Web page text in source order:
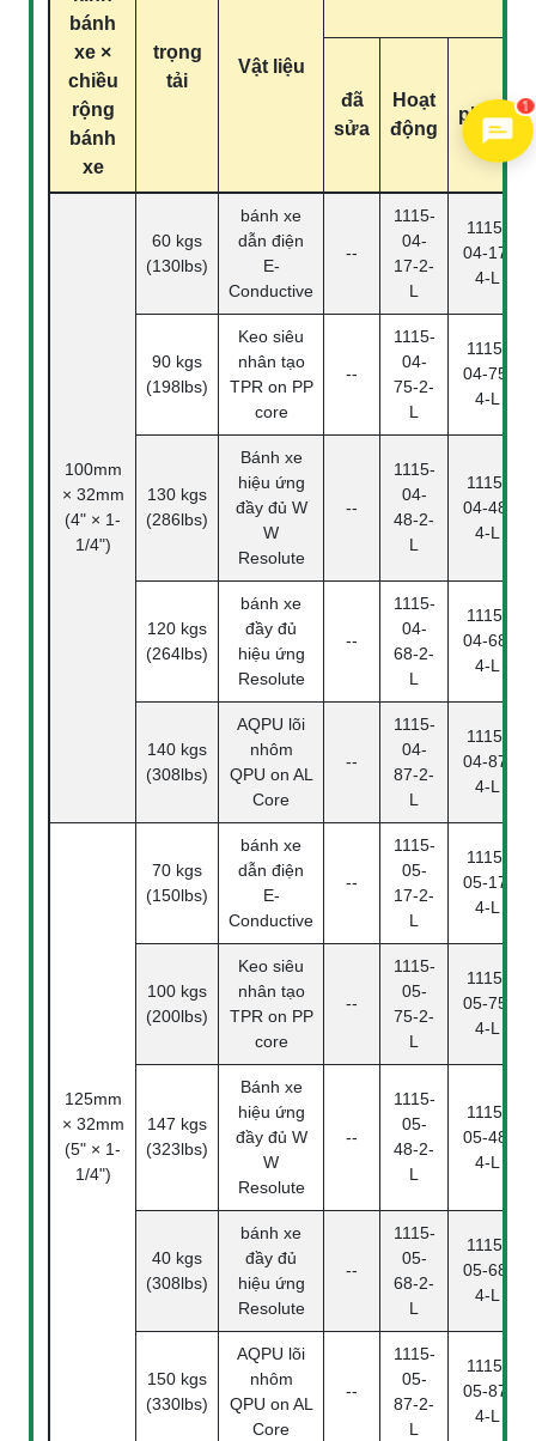
bánh
xe ×
chiều
rộng
bánh
xe
trọng
tải
Vật liệu
đã
sửa
Hoạt
động
phanh
100mm
× 32mm
(4" × 1-
1/4")
60 kgs
(130lbs)
bánh xe
dẫn điện
E-
Conductive
--
1115-
04-
17-2-
L
1115-
04-17-
4-L
90 kgs
(198lbs)
Keo siêu
nhân tạo
TPR on PP
core
--
1115-
04-
75-2-
L
1115-
04-75-
4-L
130 kgs
(286lbs)
Bánh xe
hiệu ứng
đầy đủ W
W
Resolute
--
1115-
04-
48-2-
L
1115-
04-48-
4-L
120 kgs
(264lbs)
bánh xe
đầy đủ
hiệu ứng
Resolute
--
1115-
04-
68-2-
L
1115-
04-68-
4-L
140 kgs
(308lbs)
AQPU lõi
nhôm
QPU on AL
Core
--
1115-
04-
87-2-
L
1115-
04-87-
4-L
125mm
× 32mm
(5" × 1-
1/4")
70 kgs
(150lbs)
bánh xe
dẫn điện
E-
Conductive
--
1115-
05-
17-2-
L
1115-
05-17-
4-L
100 kgs
(200lbs)
Keo siêu
nhân tạo
TPR on PP
core
--
1115-
05-
75-2-
L
1115-
05-75-
4-L
147 kgs
(323lbs)
Bánh xe
hiệu ứng
đầy đủ W
W
Resolute
--
1115-
05-
48-2-
L
1115-
05-48-
4-L
40 kgs
(308lbs)
bánh xe
đầy đủ
hiệu ứng
Resolute
--
1115-
05-
68-2-
L
1115-
05-68-
4-L
150 kgs
(330lbs)
AQPU lõi
nhôm
QPU on AL
Core
--
1115-
05-
87-2-
L
1115-
05-87-
4-L
1